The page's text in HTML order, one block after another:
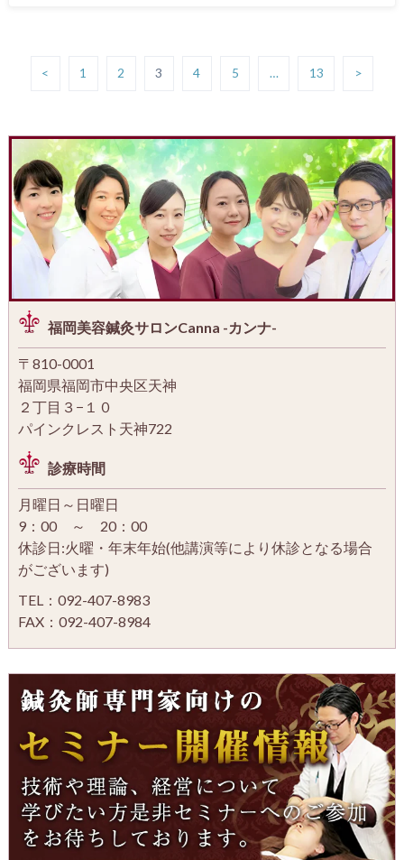
< 1 2 3 4 5 … 13 >
福岡美容鍼灸サロンCanna -カンナ-
〒810-0001
福岡県福岡市中央区天神
２丁目３−１０
パインクレスト天神722
診療時間
月曜日～日曜日
9：00 ～ 20：00
休診日:火曜・年末年始(他講演等により休診となる場合
がございます)
TEL：092-407-8983
FAX：092-407-8984